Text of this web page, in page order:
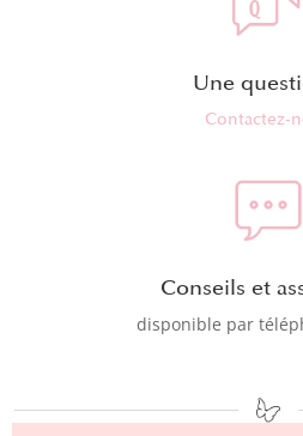
Une
Contactez-
Conseils et
disponible par